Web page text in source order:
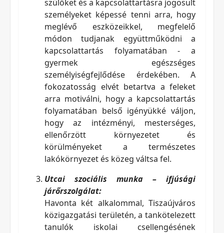
szülőket és a kapcsolattartásra jogosult
személyeket képessé tenni arra, hogy
meglévő eszközeikkel, megfelelő
módon tudjanak együttműködni a
kapcsolattartás folyamatában - a
gyermek egészséges
személyiségfejlődése érdekében. A
fokozatosság elvét betartva a feleket
arra motiválni, hogy a kapcsolattartás
folyamatában belső igényükké váljon,
hogy az intézményi, mesterséges,
ellenőrzött környezetet és
körülményeket a természetes
lakókörnyezet és közeg váltsa fel.
Utcai szociális munka – ifjúsági
járőrszolgálat:
Havonta két alkalommal, Tiszaújváros
közigazgatási területén, a tankötelezett
tanulók iskolai csellengésének